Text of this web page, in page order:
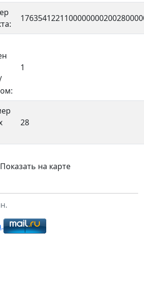
1
28
Показать на карте